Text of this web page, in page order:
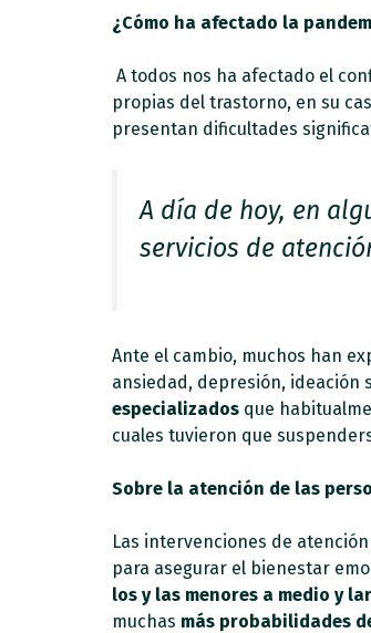
¿Cómo ha afectado la
A todos nos ha afectado el
propias del trastorno, en su
presentan dificultades
A día de hoy, en
servicios de
Ante el cambio, muchos han
ansiedad, depresión, ideación
especializados que
cuales tuvieron que
Sobre la atención de las
Las intervenciones de
para asegurar el bienestar
los y las menores a medio y
muchas más probabilidades